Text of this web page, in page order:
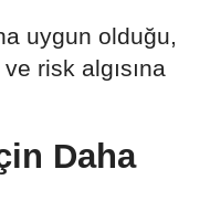
uygun olduğu,
risk algısına
Daha